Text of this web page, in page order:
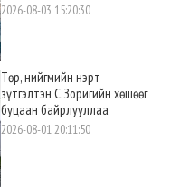
2026-08-03 15:20:30
Төр, нийгмийн нэрт
зүтгэлтэн С.Зоригийн хөшөөг
буцаан байрлууллаа
2026-08-01 20:11:50